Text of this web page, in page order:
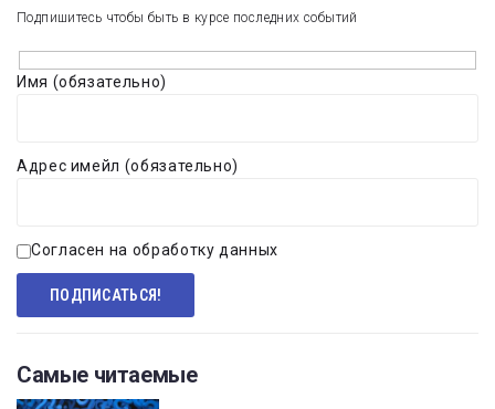
Подпишитесь чтобы быть в курсе последних событий
Имя (обязательно)
Адрес имейл (обязательно)
Согласен на обработку данных
Самые читаемые